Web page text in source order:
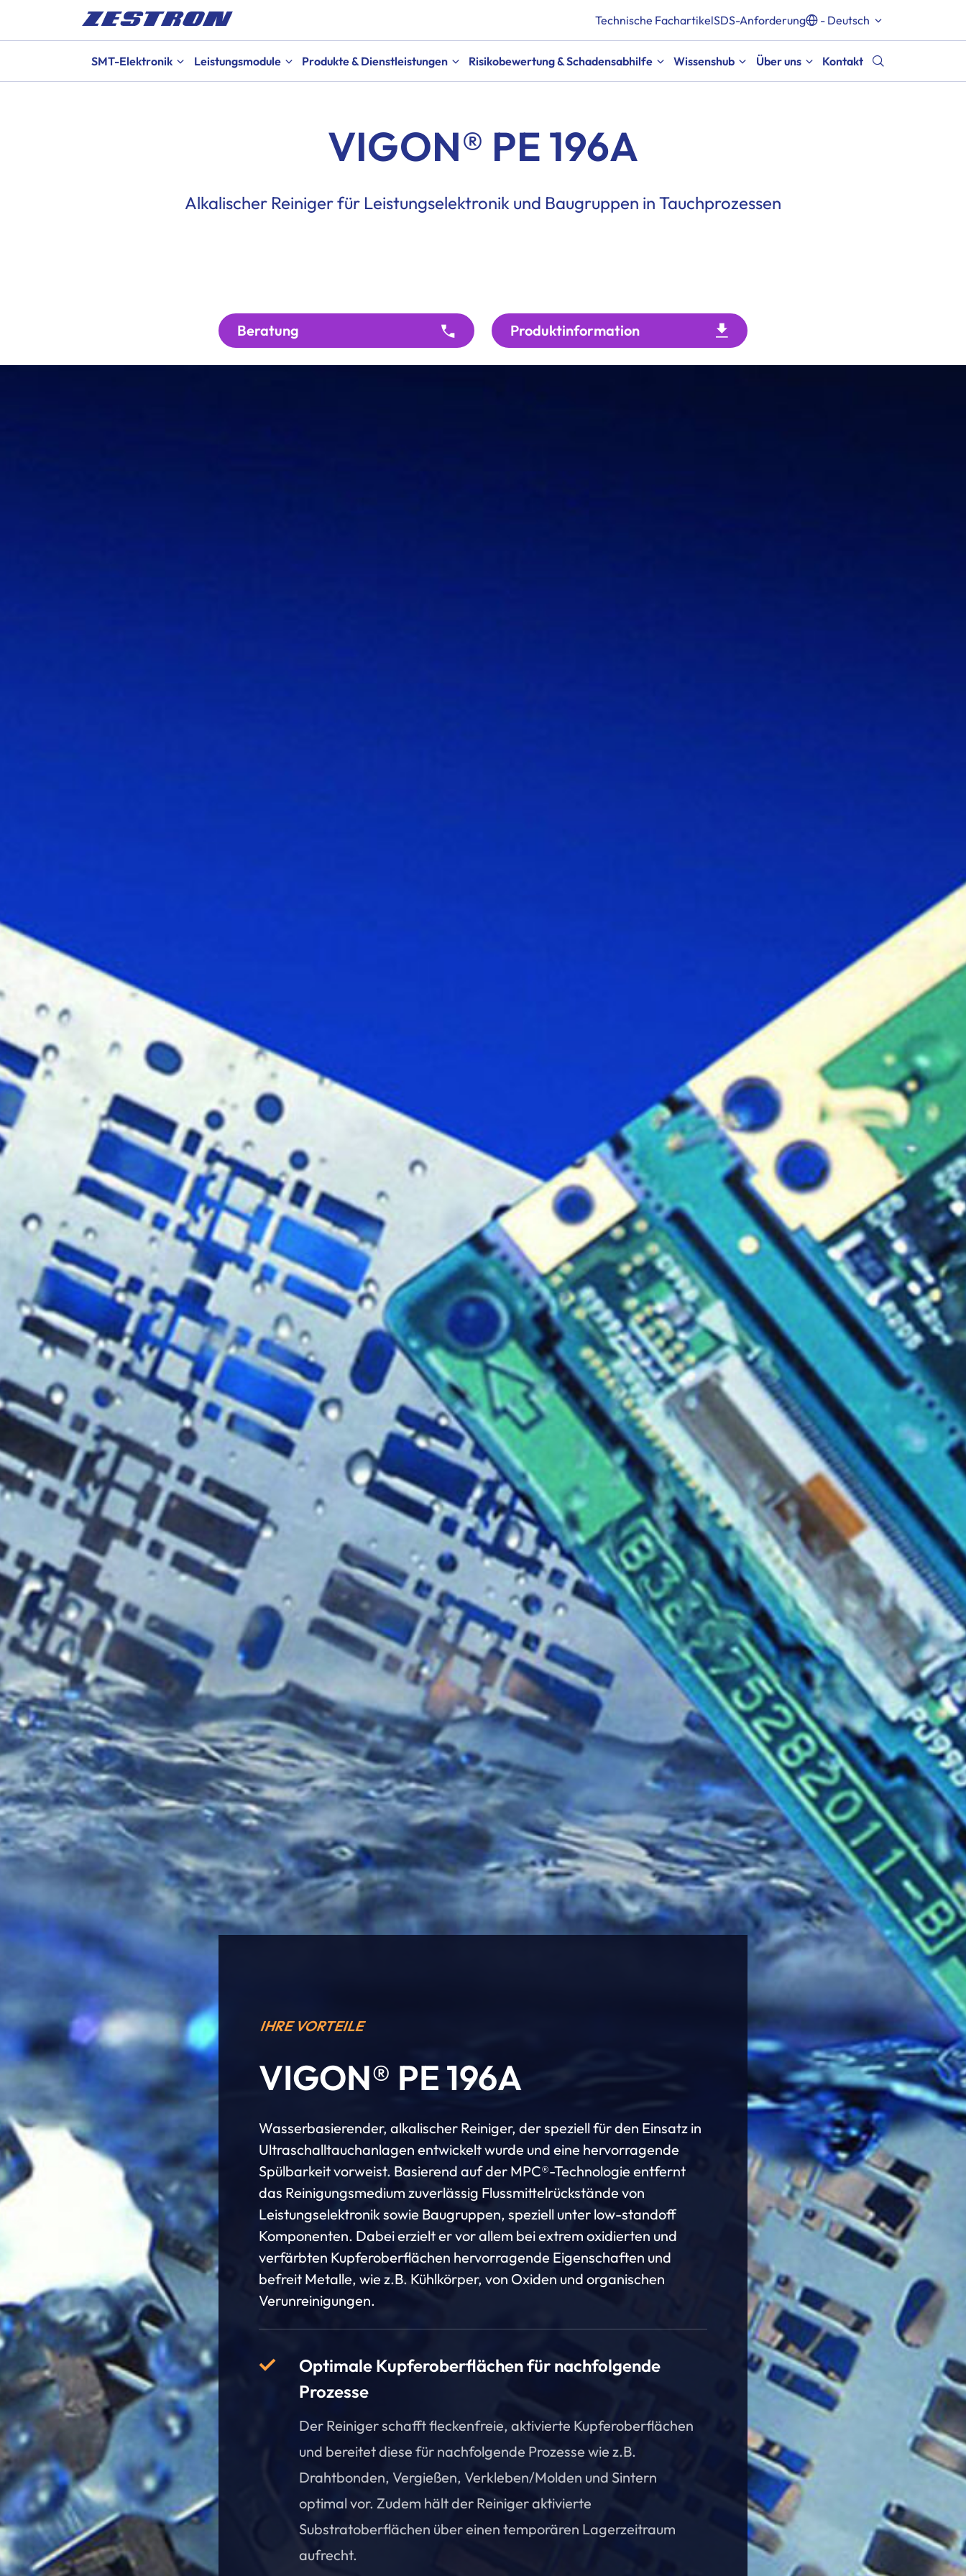
Technische FachartikelSDS-Anforderung - Deutsch
SMT-Elektronik Leistungsmodule Produkte & Dienstleistungen Risikobewertung & Schadensabhilfe Wissenshub Über uns Kontakt
VIGON® PE 196A
Alkalischer Reiniger für Leistungselektronik und Baugruppen in Tauchprozessen
Beratung Produktinformation
IHRE VORTEILE
VIGON® PE 196A
Wasserbasierender, alkalischer Reiniger, der speziell für den Einsatz in
Ultraschalltauchanlagen entwickelt wurde und eine hervorragende
Spülbarkeit vorweist. Basierend auf der MPC®-Technologie entfernt
das Reinigungsmedium zuverlässig Flussmittelrückstände von
Leistungselektronik sowie Baugruppen, speziell unter low-standoff
Komponenten. Dabei erzielt er vor allem bei extrem oxidierten und
verfärbten Kupferoberflächen hervorragende Eigenschaften und
befreit Metalle, wie z.B. Kühlkörper, von Oxiden und organischen
Verunreinigungen.
Optimale Kupferoberflächen für nachfolgende
Prozesse
Der Reiniger schafft fleckenfreie, aktivierte Kupferoberflächen
und bereitet diese für nachfolgende Prozesse wie z.B.
Drahtbonden, Vergießen, Verkleben/Molden und Sintern
optimal vor. Zudem hält der Reiniger aktivierte
Substratoberflächen über einen temporären Lagerzeitraum
aufrecht.